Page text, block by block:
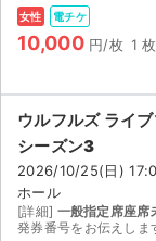
女性 電チケ
10,000 円/枚 1 枚
ウルフルズ ライ
シーズン3
2026/10/25(日)
ホール
[詳細] 一般指定席座席
発券番号をお伝えしますので各コンビニにて紙チ